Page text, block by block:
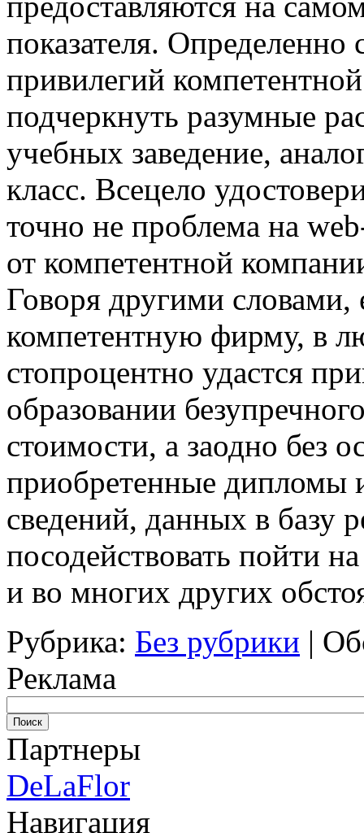
показателя. Определенно
привилегий
подчеркнуть разумные
учебных заведение,
класс. Всецело
точно не проблема на
от компетентной
Говоря другими словами,
компетентную фирму, в
стопроцентно удастся
образовании
стоимости, а заодно без
приобретенные дипломы
сведений, данных в базу
посодействовать пойти
и во многих других
Рубрика: Без рубрики |
Реклама
Партнеры
DeLaFlor
Навигация